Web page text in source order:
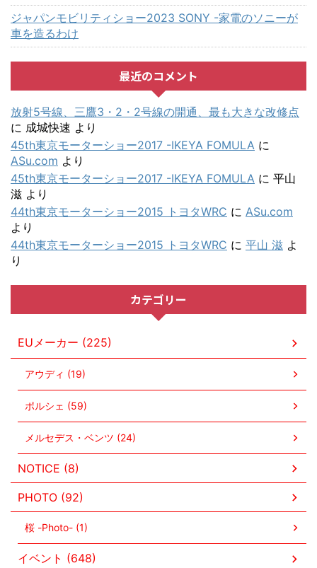
ジャパンモビリティショー2023 SONY -家電のソニーが
車を造るわけ
最近のコメント
放射5号線、三鷹3・2・2号線の開通、最も大きな改修点
に 成城快速 より
45th東京モーターショー2017 -IKEYA FOMULA に
ASu.com より
45th東京モーターショー2017 -IKEYA FOMULA に 平山
滋 より
44th東京モーターショー2015 トヨタWRC に ASu.com
より
44th東京モーターショー2015 トヨタWRC に 平山 滋 よ
り
カテゴリー
EUメーカー (225)
アウディ (19)
ポルシェ (59)
メルセデス・ベンツ (24)
NOTICE (8)
PHOTO (92)
桜 -Photo- (1)
イベント (648)